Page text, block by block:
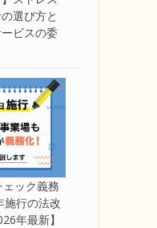
選び方と
ビスの委
ック義務
施行の法改
年最新】